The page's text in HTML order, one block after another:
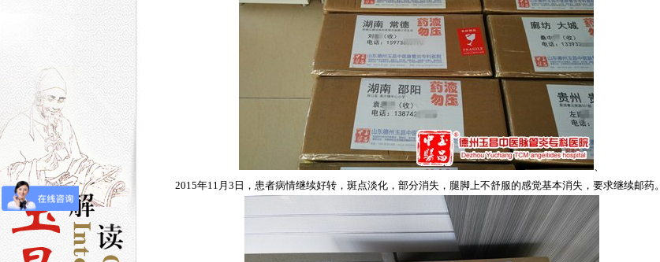
、
2015年11月3日，患者病情继续好转，斑点淡化，部分消失，腿脚上不舒服的感觉基本消失，要求继续邮药。